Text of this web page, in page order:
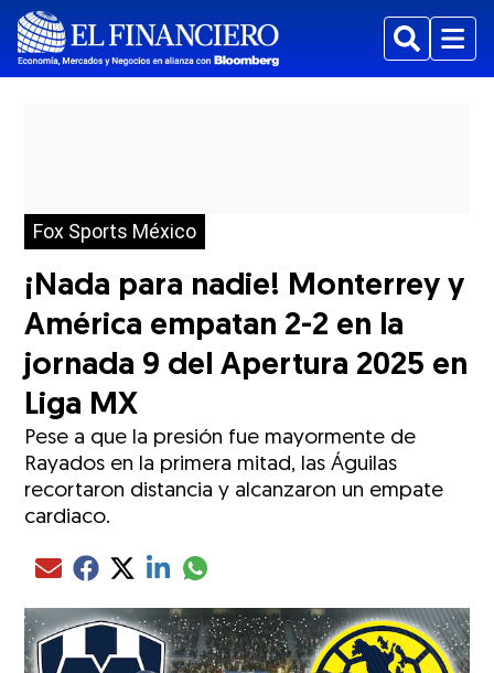
BuscarMenu
Fox Sports México
¡Nada para nadie! Monterrey y
América empatan 2-2 en la
jornada 9 del Apertura 2025 en
Liga MX
Pese a que la presión fue mayormente de
Rayados en la primera mitad, las Águilas
recortaron distancia y alcanzaron un empate
cardiaco.
Compartir el artículo actual mediante Email
Compartir el artículo actual mediante Facebook
Compartir el artículo actual mediante Twitter
Compartir el artículo actual mediante LinkedIn
Compartir el artículo actual mediante